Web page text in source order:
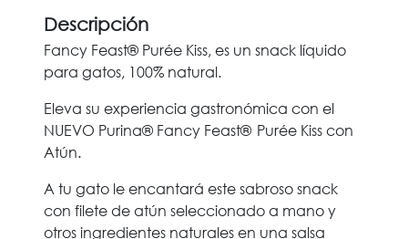
Descripción
Fancy Feast® Purée Kiss, es un snack líquido
para gatos, 100% natural.
Eleva su experiencia gastronómica con el
NUEVO Purina® Fancy Feast® Purée Kiss con
Atún.
A tu gato le encantará este sabroso snack
con filete de atún seleccionado a mano y
otros ingredientes naturales en una salsa